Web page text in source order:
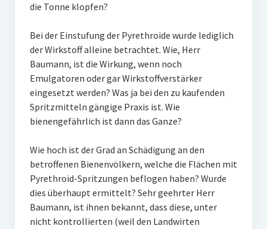
die Tonne klopfen?
Bei der Einstufung der Pyrethroide wurde lediglich
der Wirkstoff alleine betrachtet. Wie, Herr
Baumann, ist die Wirkung, wenn noch
Emulgatoren oder gar Wirkstoffverstärker
eingesetzt werden? Was ja bei den zu kaufenden
Spritzmitteln gängige Praxis ist. Wie
bienengefährlich ist dann das Ganze?
Wie hoch ist der Grad an Schädigung an den
betroffenen Bienenvölkern, welche die Flächen mit
Pyrethroid-Spritzungen beflogen haben? Wurde
dies überhaupt ermittelt? Sehr geehrter Herr
Baumann, ist ihnen bekannt, dass diese, unter
nicht kontrollierten (weil den Landwirten